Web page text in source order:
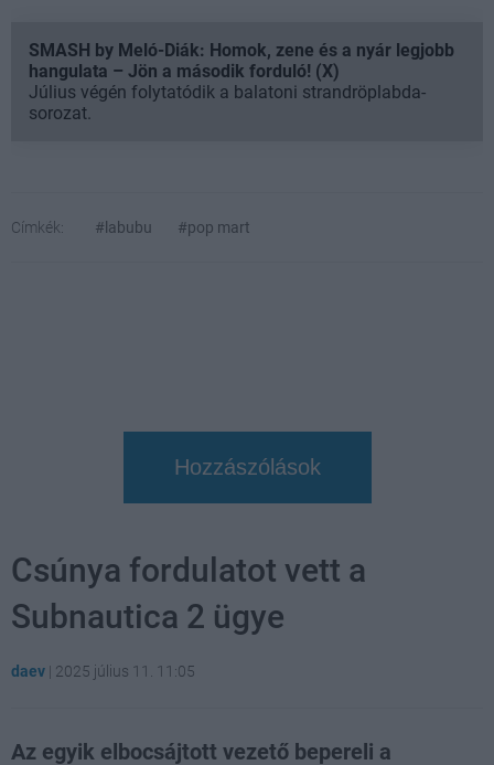
SMASH by Meló-Diák: Homok, zene és a nyár legjobb
hangulata – Jön a második forduló! (X)
Július végén folytatódik a balatoni strandröplabda-
sorozat.
Címkék: #labubu #pop mart
Hozzászólások
Csúnya fordulatot vett a
Subnautica 2 ügye
daev | 2025 július 11. 11:05
Az egyik elbocsájtott vezető bepereli a